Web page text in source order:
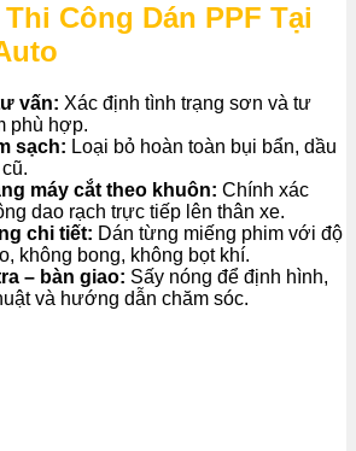
Công Dán PPF Tại
vấn: Xác định tình trạng sơn và tư
phù hợp.
sạch: Loại bỏ hoàn toàn bụi bẩn, dầu
máy cắt theo khuôn: Chính xác
dao rạch trực tiếp lên thân xe.
chi tiết: Dán từng miếng phim với độ
không bong, không bọt khí.
– bàn giao: Sấy nóng để định hình,
và hướng dẫn chăm sóc.